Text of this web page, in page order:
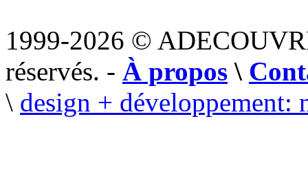
1999-2026 ©
réservés. - À propos \
\ design + développement: